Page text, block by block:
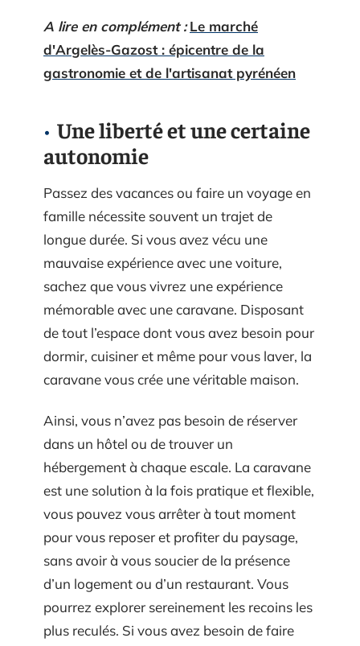
A lire en complément : Le marché
d'Argelès-Gazost : épicentre de la
gastronomie et de l'artisanat pyrénéen
Une liberté et une certaine
autonomie
Passez des vacances ou faire un voyage en
famille nécessite souvent un trajet de
longue durée. Si vous avez vécu une
mauvaise expérience avec une voiture,
sachez que vous vivrez une expérience
mémorable avec une caravane. Disposant
de tout l’espace dont vous avez besoin pour
dormir, cuisiner et même pour vous laver, la
caravane vous crée une véritable maison.
Ainsi, vous n’avez pas besoin de réserver
dans un hôtel ou de trouver un
hébergement à chaque escale. La caravane
est une solution à la fois pratique et flexible,
vous pouvez vous arrêter à tout moment
pour vous reposer et profiter du paysage,
sans avoir à vous soucier de la présence
d’un logement ou d’un restaurant. Vous
pourrez explorer sereinement les recoins les
plus reculés. Si vous avez besoin de faire